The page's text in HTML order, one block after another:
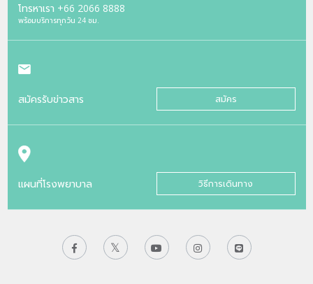
โทรหาเรา +66 2066 8888
พร้อมบริการทุกวัน 24 ชม.
สมัครรับข่าวสาร สมัคร
แผนที่โรงพยาบาล วิธีการเดินทาง